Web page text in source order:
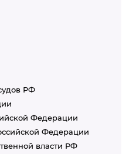
РФ
Федерации
Федерации
власти РФ